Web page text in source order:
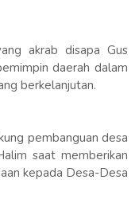
akrab disapa Gus
daerah dalam
berkelanjutan.
pembanguan desa
saat memberikan
kepada Desa-Desa